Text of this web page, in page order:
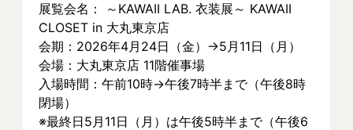
展覧会名： ～KAWAII LAB. 衣装展～ KAWAII
CLOSET in 大丸東京店
会期：2026年4月24日（金）→5月11日（月）
会場：大丸東京店 11階催事場
入場時間：午前10時→午後7時半まで（午後8時
閉場）
※最終日5月11日（月）は午後5時半まで（午後6